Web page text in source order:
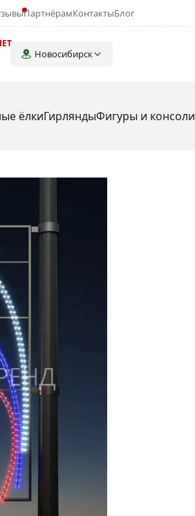
Новосибирск
ПартнёрамКонтактыБлог
ёлкиГирляндыФигуры и консоли